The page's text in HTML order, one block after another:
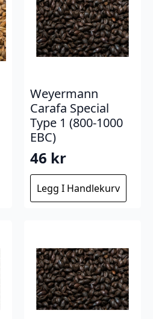
Weyermann
Carafa Special
Type 1 (800-1000
EBC)
46 kr
Legg I Handlekurv